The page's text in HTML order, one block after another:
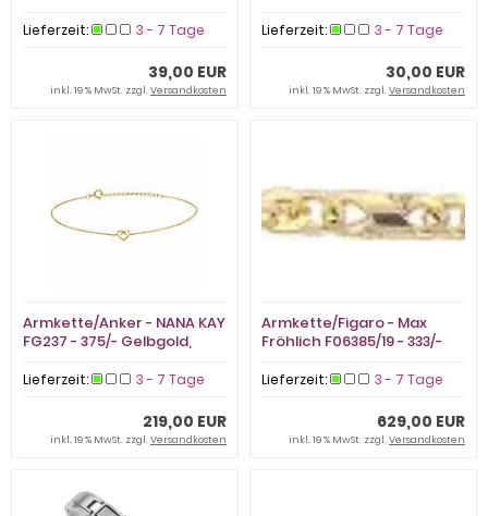
Lieferzeit: 3 - 7 Tage
39,00 EUR
inkl. 19 % MwSt. zzgl.Versandkosten
Lieferzeit: 3 - 7 Tage
30,00 EUR
inkl. 19 % MwSt. zzgl.Versandkosten
Armkette/Anker - NANA KAY
FG237 - 375/- Gelbgold,
Lieferzeit: 3 - 7 Tage
219,00 EUR
inkl. 19 % MwSt. zzgl.Versandkosten
Armkette/Figaro - Max
Fröhlich F06385/19 - 333/-
Lieferzeit: 3 - 7 Tage
629,00 EUR
inkl. 19 % MwSt. zzgl.Versandkosten